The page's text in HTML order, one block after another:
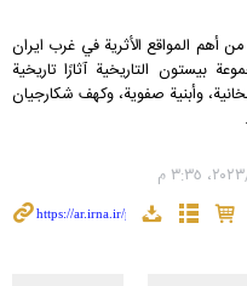
من أهم المواقع الأثرية في غرب ايران
التاريخية آثارًا تاريخية
وأبنية صفوية، وکهف شكارجيان